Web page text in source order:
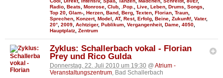
Radio Beats Monrose Club .Pop. Live Leben Drums Songs
Top 20 Glam- Herzen Band Berg Texten Florian Traun
Sprechen Konzert, Model AT, Rest, Erfolg Beine Zukunft! Vater,
20° 2009 Achtziger, Publikum Vergangenheit, Dame 4050
Hauptplatz Zentrum
Zyklus: Schallerbach vokal - Florian
Prey und Rico Gulda
Donnerstag, 22. Juli 2010 um 19:30 @ Atrium -
Veranstaltungszentrum, Bad Schallerbach